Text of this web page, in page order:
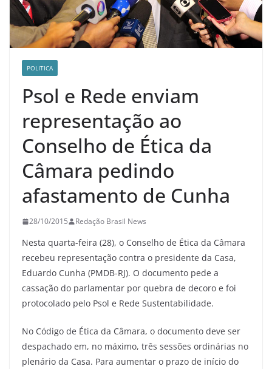
POLITICA
Psol e Rede enviam
representação ao
Conselho de Ética da
Câmara pedindo
afastamento de Cunha
28/10/2015 Redação Brasil News
Nesta quarta-feira (28), o Conselho de Ética da Câmara
recebeu representação contra o presidente da Casa,
Eduardo Cunha (PMDB-RJ). O documento pede a
cassação do parlamentar por quebra de decoro e foi
protocolado pelo Psol e Rede Sustentabilidade.
No Código de Ética da Câmara, o documento deve ser
despachado em, no máximo, três sessões ordinárias no
plenário da Casa. Para aumentar o prazo de início do